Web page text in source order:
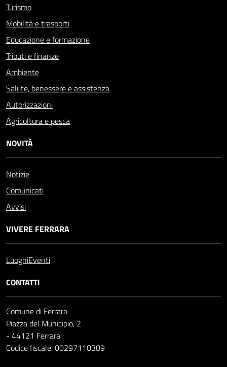
Turismo
Mobilità e trasporti
Educazione e formazione
Tributi e finanze
Ambiente
Salute, benessere e assistenza
Autorizzazioni
Agricoltura e pesca
NOVITÀ
Notizie
Comunicati
Avvisi
VIVERE FERRARA
LuoghiEventi
CONTATTI
Comune di Ferrara
Piazza del Municipio, 2
- 44121 Ferrara
Codice fiscale: 00297110389